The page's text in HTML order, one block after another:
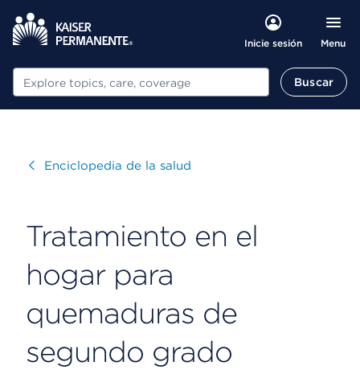
Inicie sesión Menu
Buscar Buscar
Visitar
Enciclopedia de la salud
Tratamiento en el
hogar para
quemaduras de
segundo grado